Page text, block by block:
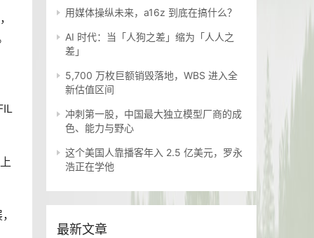
用媒体操纵未来，a16z 到底在搞什么？
AI 时代：当「人狗之差」缩为「人人之
差」
5,700 万枚巨额销毁落地，WBS 进入全
新估值区间
冲刺第一股，中国最大独立模型厂商的成
色、能力与野心
这个美国人靠播客年入 2.5 亿美元，罗永
浩正在学他
最新文章